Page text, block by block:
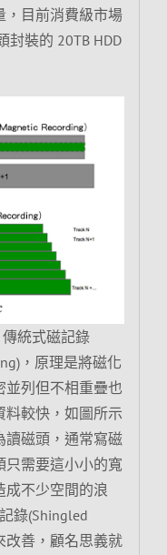
，目前消費級市場
封裝的 20TB HDD
傳統式磁記錄
，原理是將磁化
並列但不相重疊也
料較快，如圖所示
讀磁頭，通常寫磁
只需要這小小的寬
成不少空間的浪
錄(Shingled
改善，顧名思義就